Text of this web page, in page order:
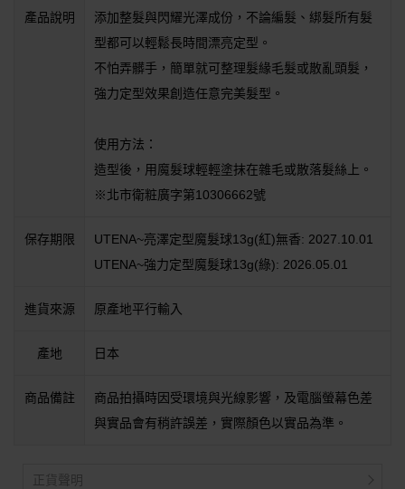
產品說明
添加整髮與閃耀光澤成份，不論編髮、綁髮所有髮
型都可以輕鬆長時間漂亮定型。
不怕弄髒手，簡單就可整理髮緣毛髮或散亂頭髮，
強力定型效果創造任意完美髮型。
使用方法：
造型後，用魔髮球輕輕塗抹在雜毛或散落髮絲上。
※北市衛粧廣字第10306662號
保存期限
UTENA~亮澤定型魔髮球13g(紅)無香: 2027.10.01
UTENA~強力定型魔髮球13g(綠): 2026.05.01
進貨來源 原產地平行輸入
產地 日本
商品備註
商品拍攝時因受環境與光線影響，及電腦螢幕色差
與實品會有稍許誤差，實際顏色以實品為準。
正貨聲明